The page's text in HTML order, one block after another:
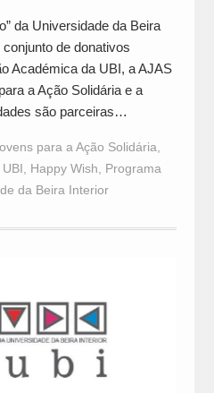
da Universidade da Beira
de donativos
Académica da UBI, a AJAS
a Ação Solidária e a
são parceiras…
para a Ação Solidária,
, Happy Wish, Programa
da Beira Interior